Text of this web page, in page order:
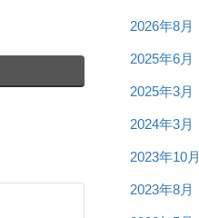
2026年8月
2025年6月
2025年3月
2024年3月
2023年10月
2023年8月